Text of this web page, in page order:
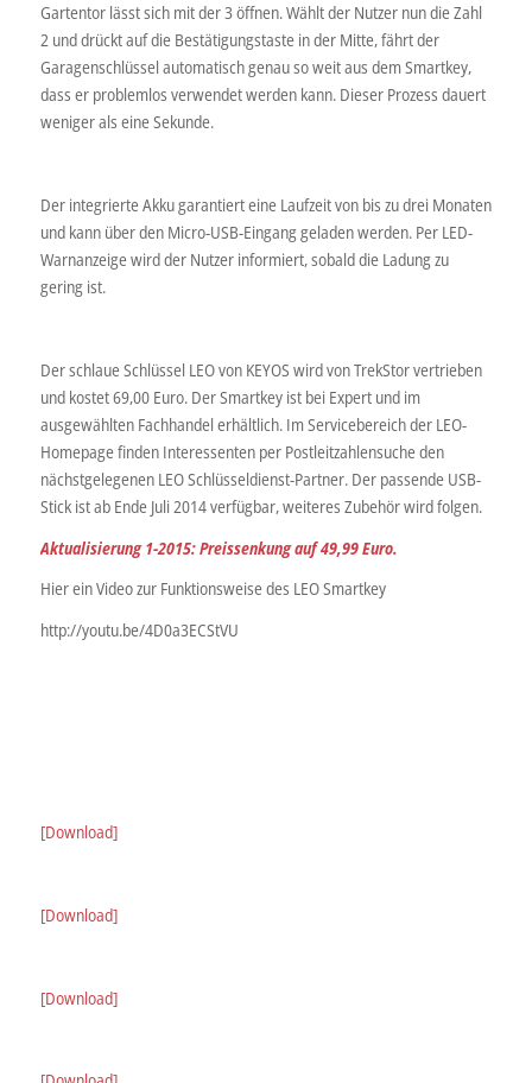
Gartentor lässt sich mit der 3 öffnen. Wählt der Nutzer nun die Zahl
2 und drückt auf die Bestätigungstaste in der Mitte, fährt der
Garagenschlüssel automatisch genau so weit aus dem Smartkey,
dass er problemlos verwendet werden kann. Dieser Prozess dauert
weniger als eine Sekunde.
Der integrierte Akku garantiert eine Laufzeit von bis zu drei Monaten
und kann über den Micro-USB-Eingang geladen werden. Per LED-
Warnanzeige wird der Nutzer informiert, sobald die Ladung zu
gering ist.
Der schlaue Schlüssel LEO von KEYOS wird von TrekStor vertrieben
und kostet 69,00 Euro. Der Smartkey ist bei Expert und im
ausgewählten Fachhandel erhältlich. Im Servicebereich der LEO-
Homepage finden Interessenten per Postleitzahlensuche den
nächstgelegenen LEO Schlüsseldienst-Partner. Der passende USB-
Stick ist ab Ende Juli 2014 verfügbar, weiteres Zubehör wird folgen.
Aktualisierung 1-2015: Preissenkung auf 49,99 Euro.
Hier ein Video zur Funktionsweise des LEO Smartkey
http://youtu.be/4D0a3ECStVU
[Download]
[Download]
[Download]